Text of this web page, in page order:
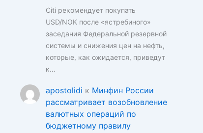
Citi рекомендует покупать
USD/NOK после «ястребиного»
заседания Федеральной резервной
системы и снижения цен на нефть,
которые, как ожидается, приведут
к…
apostolidi к Минфин России
рассматривает возобновление
валютных операций по
бюджетному правилу